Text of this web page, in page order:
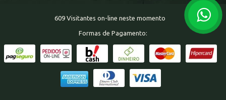
609 Visitantes on-line neste momento
Formas de Pagamento: